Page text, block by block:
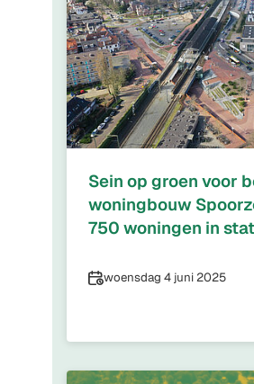
Sein op groen voor
woningbouw
750 woningen in
Datum
woensdag 4 juni 2025